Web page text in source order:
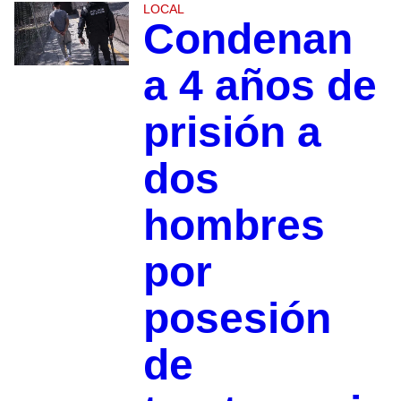
LOCAL
Condenan
a 4 años de
prisión a
dos
hombres
por
posesión
de